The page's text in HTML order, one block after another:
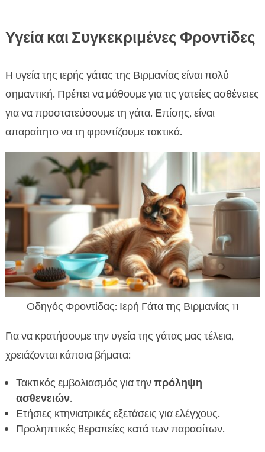
Υγεία και Συγκεκριμένες Φροντίδες
Η υγεία της ιερής γάτας της Βιρμανίας είναι πολύ
σημαντική. Πρέπει να μάθουμε για τις γατείες ασθένειες
για να προστατεύσουμε τη γάτα. Επίσης, είναι
απαραίτητο να τη φροντίζουμε τακτικά.
Οδηγός Φροντίδας: Ιερή Γάτα της Βιρμανίας 11
Για να κρατήσουμε την υγεία της γάτας μας τέλεια,
χρειάζονται κάποια βήματα:
Τακτικός εμβολιασμός για τηνπρόληψη
ασθενειών.
Ετήσιες κτηνιατρικές εξετάσεις για ελέγχους.
Προληπτικές θεραπείες κατά των παρασίτων.